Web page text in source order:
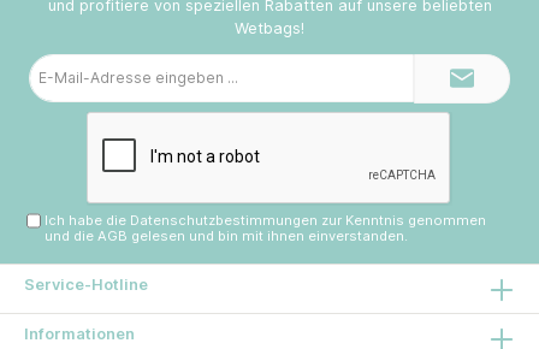
und profitiere von speziellen Rabatten auf unsere beliebten
Wetbags!
Mail-
Ich habe die Datenschutzbestimmungen zur Kenntnis genommen
und dieAGB gelesen und bin mit ihnen einverstanden.
Service-Hotline
Informationen